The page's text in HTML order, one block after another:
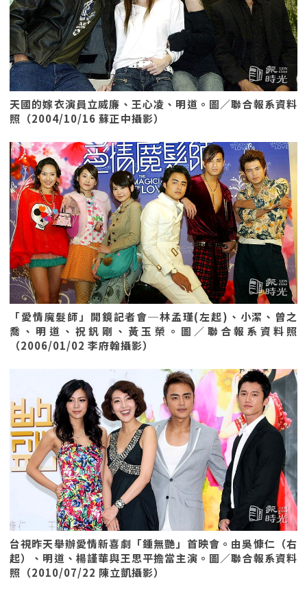
天國的嫁衣演員立威廉、王心凌、明道。圖／聯合報系資料
照（2004/10/16 蘇正中攝影）
「愛情魔髮師」開鏡記者會─林孟瑾(左起)、小潔、曾之
喬、明道、祝釩剛、黃玉榮。圖／聯合報系資料照
（2006/01/02 李府翰攝影）
台視昨天舉辦愛情新喜劇「鍾無艷」首映會。由吳慷仁（右
起）、明道、楊謹華與王思平擔當主演。圖／聯合報系資料
照（2010/07/22 陳立凱攝影）